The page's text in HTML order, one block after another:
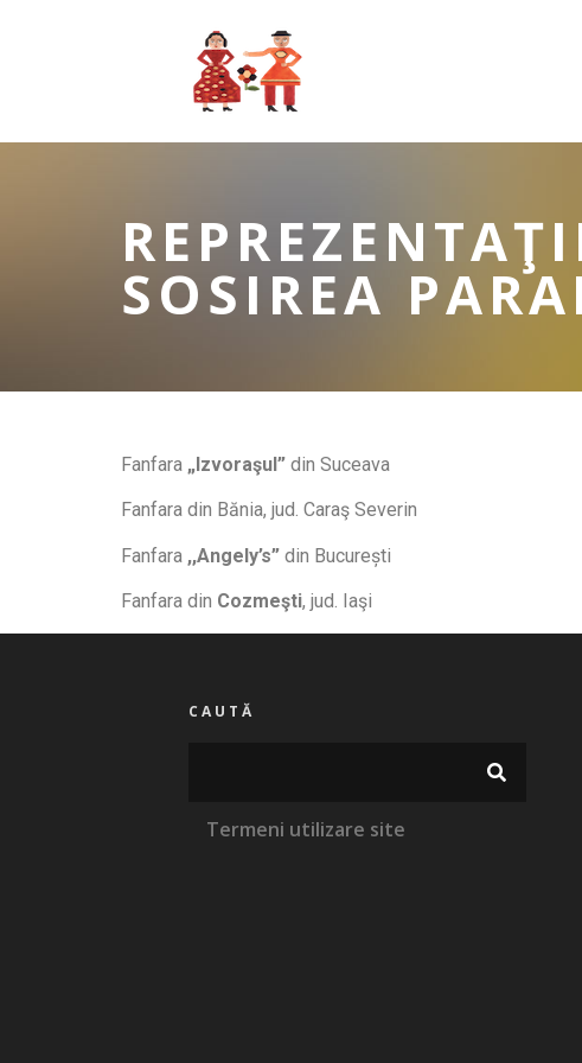
SOSIREA
Fanfara „Izvoraşul” din Suceava
Fanfara din Bănia, jud. Caraş Severin
Fanfara ,,Angely’s” din București
Fanfara din Cozmeşti, jud. Iaşi
CAUTĂ
Termeni utilizare site